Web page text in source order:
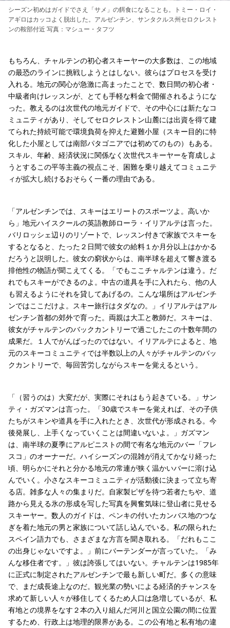
シーズン初めはガイドでさえ「サメ」の餌食になることも。トミー・ロイ・
アギロはカッコよく脱出した。アルゼンチン、サンタクルス州セロクレスト
ンの鞍部付近 写真：マシュー・タフツ
もちろん、チャルテンの初心者スキーヤーの大多数は、この地域
の最恐のラインに挑戦しようとはしない。彼らはプロセスを受け
入れる。地元の関心が急激に高まったことで、数日間の初心者・
中級者向けレッスンが、とても手軽な料金で開催されるようにな
った。教えるのは次世代の地元ガイドで、その中心には新たなコ
ミュニティがあり、そしてセロクレストン山麓には出資を得て建
てられた持続可能で環境負荷を抑えた避難小屋（スキー目的に特
化した小屋としては南部パタゴニアでは初めてのもの）もある。
スキル、年齢、経済状況に関係なく次世代スキーヤーを育成しよ
うとするこの平等主義の視点こそ、困難を乗り越えてコミュニテ
ィが拡大し続けるおそらく一番の理由である。
「アルゼンチンでは、スキーはエリートのスポーツよ。高いか
ら」地元ハイスクールの英語教師ローラ・イリアルテは言った。
バリロッシェ辺りのリゾートで、レッスン付きで家族でスキーを
するとなると、たった２日間で彼女の給料１か月分以上はかかる
だろうと説明した。彼女の窮状からは、南半球を超えて響き渡る
排他性の物語が聞こえてくる。「でもここチャルテンは違う。だ
れでもスキーができるのよ。中古の道具を手に入れたら、他の人
も習えるようにそれを貸してあげるの。こんな場所はアルゼンチ
ンではここだけよ。スキー旅行はタダなの。」イリアルテはアル
ゼンチン首都の郊外で育った。両親は大工と教師だ。スキーは、
彼女がチャルテンのバックカントリーで過ごしたこの十数年間の
成果だ。１人でがんばったのではない。イリアルテによると、地
元のスキーコミュニティでは半数以上の人々がチャルテンのバッ
クカントリーで、毎回苦労しながらスキーを覚えるという。
「（習うのは）大変だが、実際にそれはもう起きている。」サン
ティ・ガズマンは言った。「30歳でスキーを覚えれば、その子供
たちがスキンや道具を手に入れたとき、次世代が形成される。今
後発展し、上手くなっていくことは間違いないよ。」ガズマン
は、南半球の夏季にアルピニストの間で有名な地元のバー「フレ
スコ」のオーナーだ。ハイシーズンの混雑が消えてかなり経った
頃、明らかにそれと分かる地元の常連が狭く温かいバーに溶け込
んでいく。小さなスキーコミュニティが活動後に決まって立ち寄
る店。雑多な人々の集まりだ。自家製ピザを待つ若者たちや、道
路から見える氷の形成を写した写真を興奮気味に登山者に見せる
スキーヤー。数人のガイドは、ペンキの付いたカンバス地のつな
ぎを着た地元の男と家族について話し込んでいる。私の限られた
スペイン語力でも、さまざまな方言を聞き取れる。「だれもここ
の出身じゃないですよ。」前にバーテンダーが言っていた。「み
んな移住者です。」彼は誇張してはいない。チャルテンは1985年
に正式に制定されたアルゼンチンで最も新しい町だ。多くの意味
で、まだ成長途上なのだ。観光業の勢いによる経済的チャンスを
求めて新しい人々が移住してくるため人口は急増しているが、私
有地との境界をなす２本の入り組んだ河川と国立公園の間に位置
するため、行政上は地理的限界がある。この公有地と私有地の違